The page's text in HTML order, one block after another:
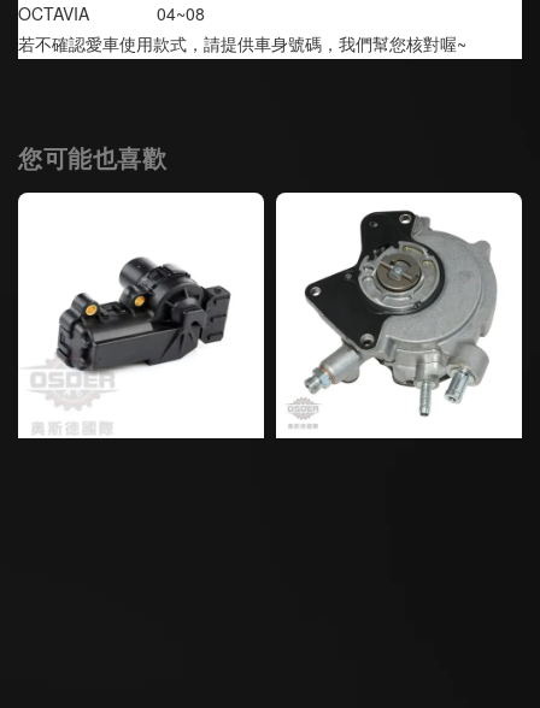
OCTAVIA              04~08
若不確認愛車使用款式，請提供車身號碼，我們幫您核對喔~
您可能也喜歡